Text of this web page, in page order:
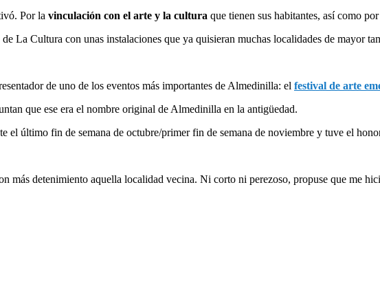
Por la vinculación con el arte y la cultura que tienen sus habitantes, así como
La Cultura con unas instalaciones que ya quisieran muchas localidades de mayor
de uno de los eventos más importantes de Almedinilla: el festival de arte
que ese era el nombre original de Almedinilla en la antigüedad.
el último fin de semana de octubre/primer fin de semana de noviembre y tuve el
más detenimiento aquella localidad vecina. Ni corto ni perezoso, propuse que me